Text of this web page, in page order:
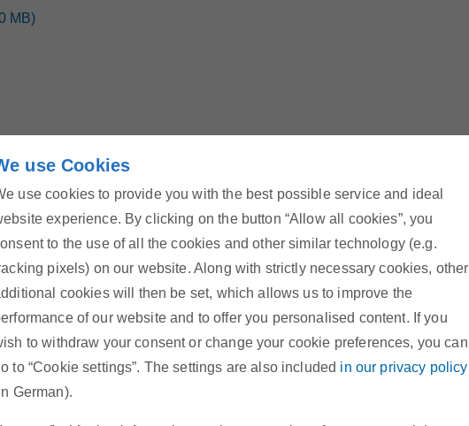
use Cookies
use cookies to provide you with the best possible service and ideal
experience. By clicking on the button “Allow all cookies”, you
to the use of all the cookies and other similar technology (e.g.
pixels) on our website. Along with strictly necessary cookies, other
cookies will then be set, which allows us to improve the
of our website and to offer you personalised content. If you
to withdraw your consent or change your cookie preferences, you can
to “Cookie settings”. The settings are also included in our privacy policy
German).
MB)
2006 (0,1 MB)
MB)